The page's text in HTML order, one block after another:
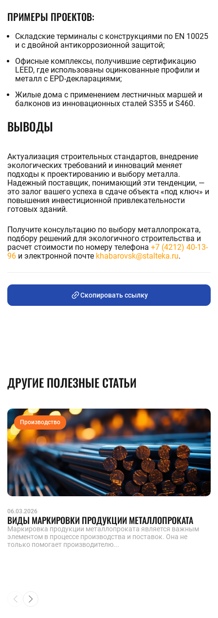
ПРИМЕРЫ ПРОЕКТОВ:
Складские терминалы с конструкциями по EN 10025
и c двойной антикоррозионной защитой;
Офисные комплексы, получившие сертификацию
LEED, где использованы оцинкованные профили и
металл с EPD-декларациями;
Жилые дома с применением лестничных маршей и
балконов из инновационных сталей S355 и S460.
ВЫВОДЫ
Актуализация строительных стандартов, внедрение
экологических требований и инноваций меняет
подходы к проектированию и выбору металла.
Надежный поставщик, понимающий эти тенденции, —
это залог вашего успеха в сдаче объекта «под ключ» и
повышения инвестиционной привлекательности
готовых зданий.
Получите консультацию по выбору металлопроката,
подбору решений для экологичного строительства и
расчет стоимости по номеру телефона +7 (4212) 40-13-
96 и электронной почте khabarovsk@stalteka.ru.
Скопировать ссылку
ДРУГИЕ ПОЛЕЗНЫЕ СТАТЬИ
Производство
06.03.2026
ВИДЫ МАРКИРОВКИ ПРОДУКЦИИ МЕТАЛЛОПРОКАТА
Маркировка продукции металлопроката является важным
элементом в процессе производства и поставок. Она не
только помогает производителю...